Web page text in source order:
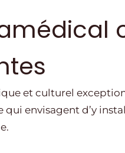
et culturel
envisagent d’y